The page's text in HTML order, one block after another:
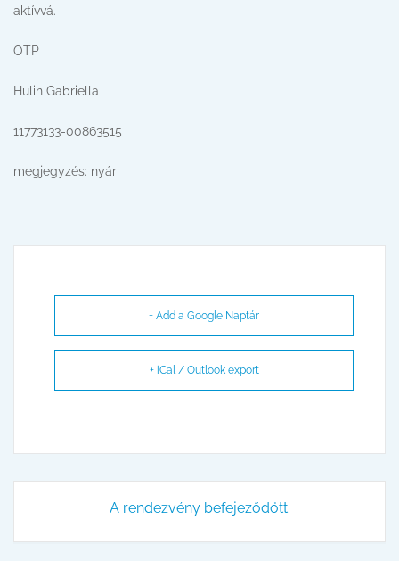
aktívvá.
OTP
Hulin Gabriella
11773133-00863515
megjegyzés: nyári
+ Add a Google Naptár
+ iCal / Outlook export
A rendezvény befejeződött.